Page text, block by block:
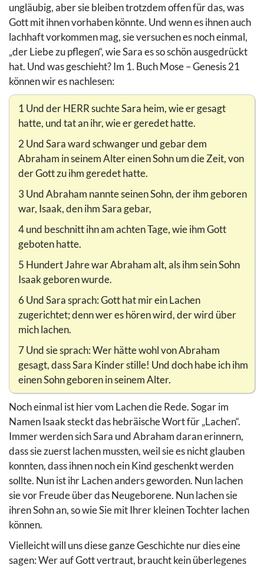
ungläubig, aber sie bleiben trotzdem offen für das, was
Gott mit ihnen vorhaben könnte. Und wenn es ihnen auch
lachhaft vorkommen mag, sie versuchen es noch einmal,
„der Liebe zu pflegen“, wie Sara es so schön ausgedrückt
hat. Und was geschieht? Im 1. Buch Mose – Genesis 21
können wir es nachlesen:
1 Und der HERR suchte Sara heim, wie er gesagt
hatte, und tat an ihr, wie er geredet hatte.
2 Und Sara ward schwanger und gebar dem
Abraham in seinem Alter einen Sohn um die Zeit, von
der Gott zu ihm geredet hatte.
3 Und Abraham nannte seinen Sohn, der ihm geboren
war, Isaak, den ihm Sara gebar,
4 und beschnitt ihn am achten Tage, wie ihm Gott
geboten hatte.
5 Hundert Jahre war Abraham alt, als ihm sein Sohn
Isaak geboren wurde.
6 Und Sara sprach: Gott hat mir ein Lachen
zugerichtet; denn wer es hören wird, der wird über
mich lachen.
7 Und sie sprach: Wer hätte wohl von Abraham
gesagt, dass Sara Kinder stille! Und doch habe ich ihm
einen Sohn geboren in seinem Alter.
Noch einmal ist hier vom Lachen die Rede. Sogar im
Namen Isaak steckt das hebräische Wort für „Lachen“.
Immer werden sich Sara und Abraham daran erinnern,
dass sie zuerst lachen mussten, weil sie es nicht glauben
konnten, dass ihnen noch ein Kind geschenkt werden
sollte. Nun ist ihr Lachen anders geworden. Nun lachen
sie vor Freude über das Neugeborene. Nun lachen sie
ihren Sohn an, so wie Sie mit Ihrer kleinen Tochter lachen
können.
Vielleicht will uns diese ganze Geschichte nur dies eine
sagen: Wer auf Gott vertraut, braucht kein überlegenes